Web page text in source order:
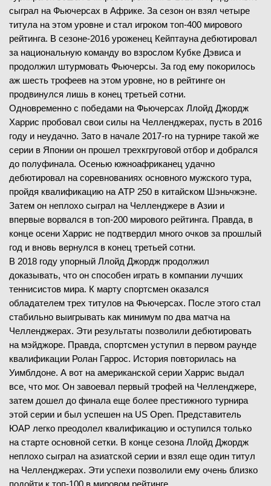
сыграл на Фьючерсах в Африке. За сезон он взял четыре
титула на этом уровне и стал игроком топ-400 мирового
рейтинга. В сезоне-2016 уроженец Кейптауна дебютировал
за национальную команду во взрослом Кубке Дэвиса и
продолжил штурмовать Фьючерсы. За год ему покорилось
аж шесть трофеев на этом уровне, но в рейтинге он
продвинулся лишь в конец третьей сотни.
Одновременно с победами на Фьючерсах Ллойд Джордж
Харрис пробовал свои силы на Челленджерах, пусть в 2016
году и неудачно. Зато в начале 2017-го на турнире такой же
серии в Японии он прошел трехкгруговой отбор и добрался
до полуфинала. Осенью южноафриканец удачно
дебютировал на соревнованиях основного мужского тура,
пройдя квалификацию на ATP 250 в китайском Шэньчжэне.
Затем он неплохо сыграл на Челленджере в Азии и
впервые ворвался в топ-200 мирового рейтинга. Правда, в
конце осени Харрис не подтвердил много очков за прошлый
год и вновь вернулся в конец третьей сотни.
В 2018 году упорный Ллойд Джордж продолжил
доказывать, что он способен играть в компании лучших
теннисистов мира. К марту спортсмен оказался
обладателем трех титулов на Фьючерсах. После этого стал
стабильно выигрывать как минимум по два матча на
Челленджерах. Эти результаты позволили дебютировать
на мэйджоре. Правда, спортсмен уступил в первом раунде
квалификации Ролан Гаррос. История повторилась на
Уимблдоне. А вот на американской серии Харрис выдал
все, что мог. Он завоевал первый трофей на Челленджере,
затем дошел до финала еще более престижного турнира
этой серии и был успешен на US Open. Представитель
ЮАР легко преодолел квалификацию и оступился только
на старте основной сетки. В конце сезона Ллойд Джордж
неплохо сыграл на азиатской серии и взял еще один титул
на Челленджерах. Эти успехи позволили ему очень близко
подойти к топ-100 в мировом рейтинге.